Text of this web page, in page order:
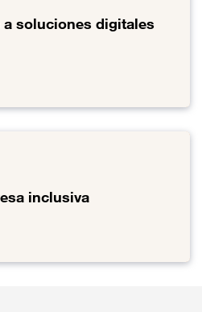
a soluciones digitales
inclusiva